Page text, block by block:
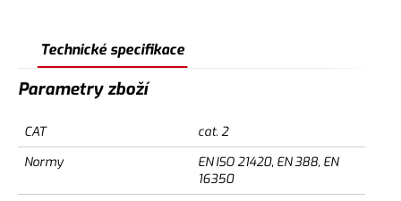
Technické specifikace
Parametry zboží
CAT
cat. 2
Normy
EN ISO 21420, EN 388, EN
16350